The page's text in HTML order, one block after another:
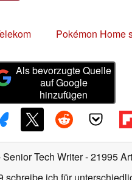
Pokémon Home
Als bevorzugte Quelle
auf Google
hinzufügen
Senior Tech Writer- 21995